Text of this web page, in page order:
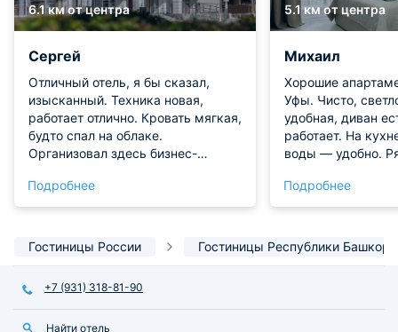
6.1 км от центра
Сергей
Отличный отель, я бы сказал,
изысканный. Техника новая,
работает отлично. Кровать мягкая,
будто спал на облаке.
Организовал здесь бизнес-
без помощи обстановки. Отличное
место, вежливый персонал. Для
хорошо. Остался полностью
Подробнее
5.1 км от центра
Михаил
Хорошие
Уфы. Чисто,
удобная, диван
работает. На
воды — удобно.
Останавливались
дней — без
Подробнее
Гостиницы России Гостиницы Республики
+7 (931) 318-81-90
Найти отель